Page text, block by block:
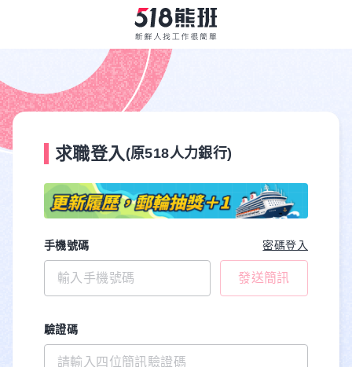
求職登入 (原518人力銀行)
手機號碼 密碼登入
發送簡訊
驗證碼